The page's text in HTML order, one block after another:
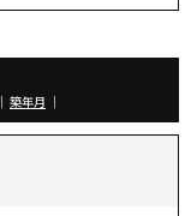
｜ 築年月 ｜